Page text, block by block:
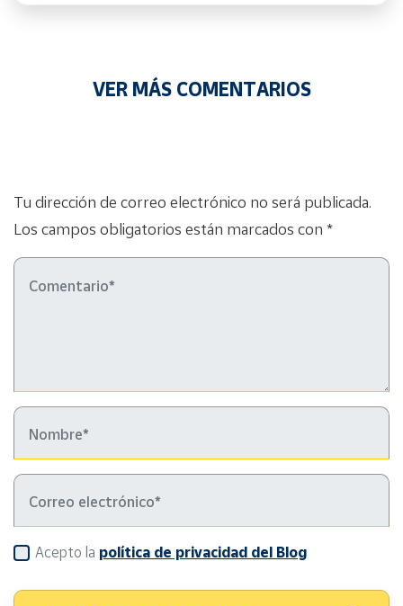
VER MÁS COMENTARIOS
Tu dirección de correo electrónico no será publicada.
Los campos obligatorios están marcados con *
Acepto la política de privacidad del Blog